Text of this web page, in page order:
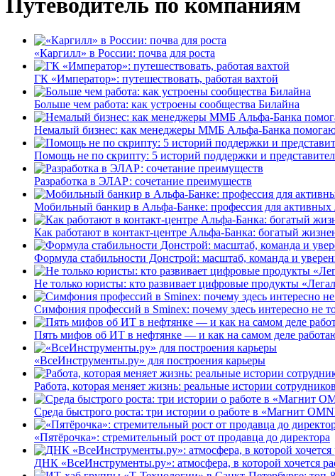
Путеводитель по компаниям
«Каргилл» в России: почва для роста
ГК «Император»: путешествовать, работая вахтой
Больше чем работа: как устроены сообщества Билайна
Немалый бизнес: как менеджеры ММБ Альфа-Банка
Помощь не по скрипту: 5 историй поддержки и
Разработка в ЭЛАР: сочетание преимуществ
Мобильный банкир в Альфа-Банке: профессия для активных
Как работают в контакт-центре Альфа-Банка: богатый
Формула стабильности Донстрой: масштаб, команда и
Не только юристы: кто развивает цифровые продукты
Симфония профессий в Sminex: почему здесь интересно не
Пять мифов об ИТ в нефтянке — и как на самом деле
«ВсеИнструменты.ру» для построения карьеры
Работа, которая меняет жизнь: реальные истории
Среда быстрого роста: три истории о работе в «Магнит
«Пятёрочка»: стремительный рост от продавца до директора
ДНК «ВсеИнструменты.ру»: атмосфера, в которой хочется